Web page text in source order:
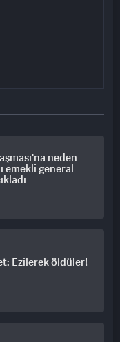
neden
emekli general
Ezilerek öldüler!